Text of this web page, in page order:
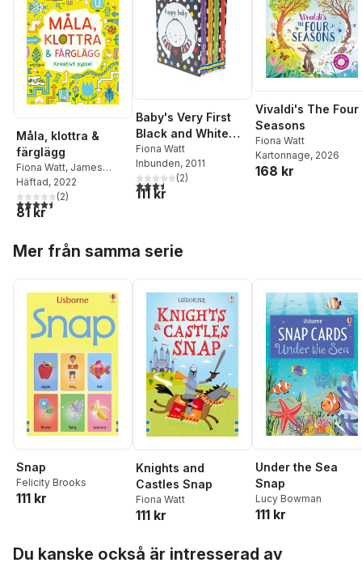
Måla, klottra &
färglägg
Fiona Watt, James
Maclaine
Häftad, 2022
4,5utav 5 stjärnor. Totalt antal röster:
(2)
81 kr
Baby's Very First
Black and White
Little Library
Fiona Watt
Inbunden, 2011
3,5utav 5 stjärnor. Totalt antal röster:
(2)
111 kr
Vivaldi's The Four
Seasons
Fiona Watt
Kartonnage, 2026
168 kr
Mer från samma serie
Snap
Felicity Brooks
111 kr
Knights and
Castles Snap
Fiona Watt
111 kr
Under the Sea
Snap
Lucy Bowman
111 kr
Du kanske också är intresserad av